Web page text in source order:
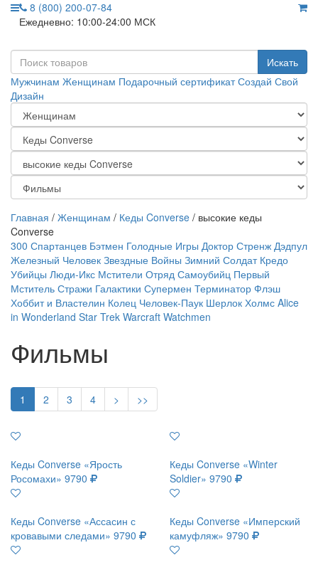
8 (800) 200-07-84
Ежедневно: 10:00-24:00 МСК
Искать
Мужчинам Женщинам Подарочный сертификат Создай Свой
Дизайн
Главная / Женщинам / Кеды Converse / высокие кеды
Converse
300 Спартанцев Бэтмен Голодные Игры Доктор Стренж Дэдпул
Железный Человек Звездные Войны Зимний Солдат Кредо
Убийцы Люди-Икс Мстители Отряд Самоубийц Первый
Мститель Стражи Галактики Супермен Терминатор Флэш
Хоббит и Властелин Колец Человек-Паук Шерлок Холмс Alice
in Wonderland Star Trek Warcraft Watchmen
Фильмы
1 2 3 4 > >>
Кеды Converse «Ярость
Росомахи» 9790
Кеды Converse «Winter
Soldier» 9790
Кеды Converse «Ассасин с
кровавыми следами» 9790
Кеды Converse «Имперский
камуфляж» 9790